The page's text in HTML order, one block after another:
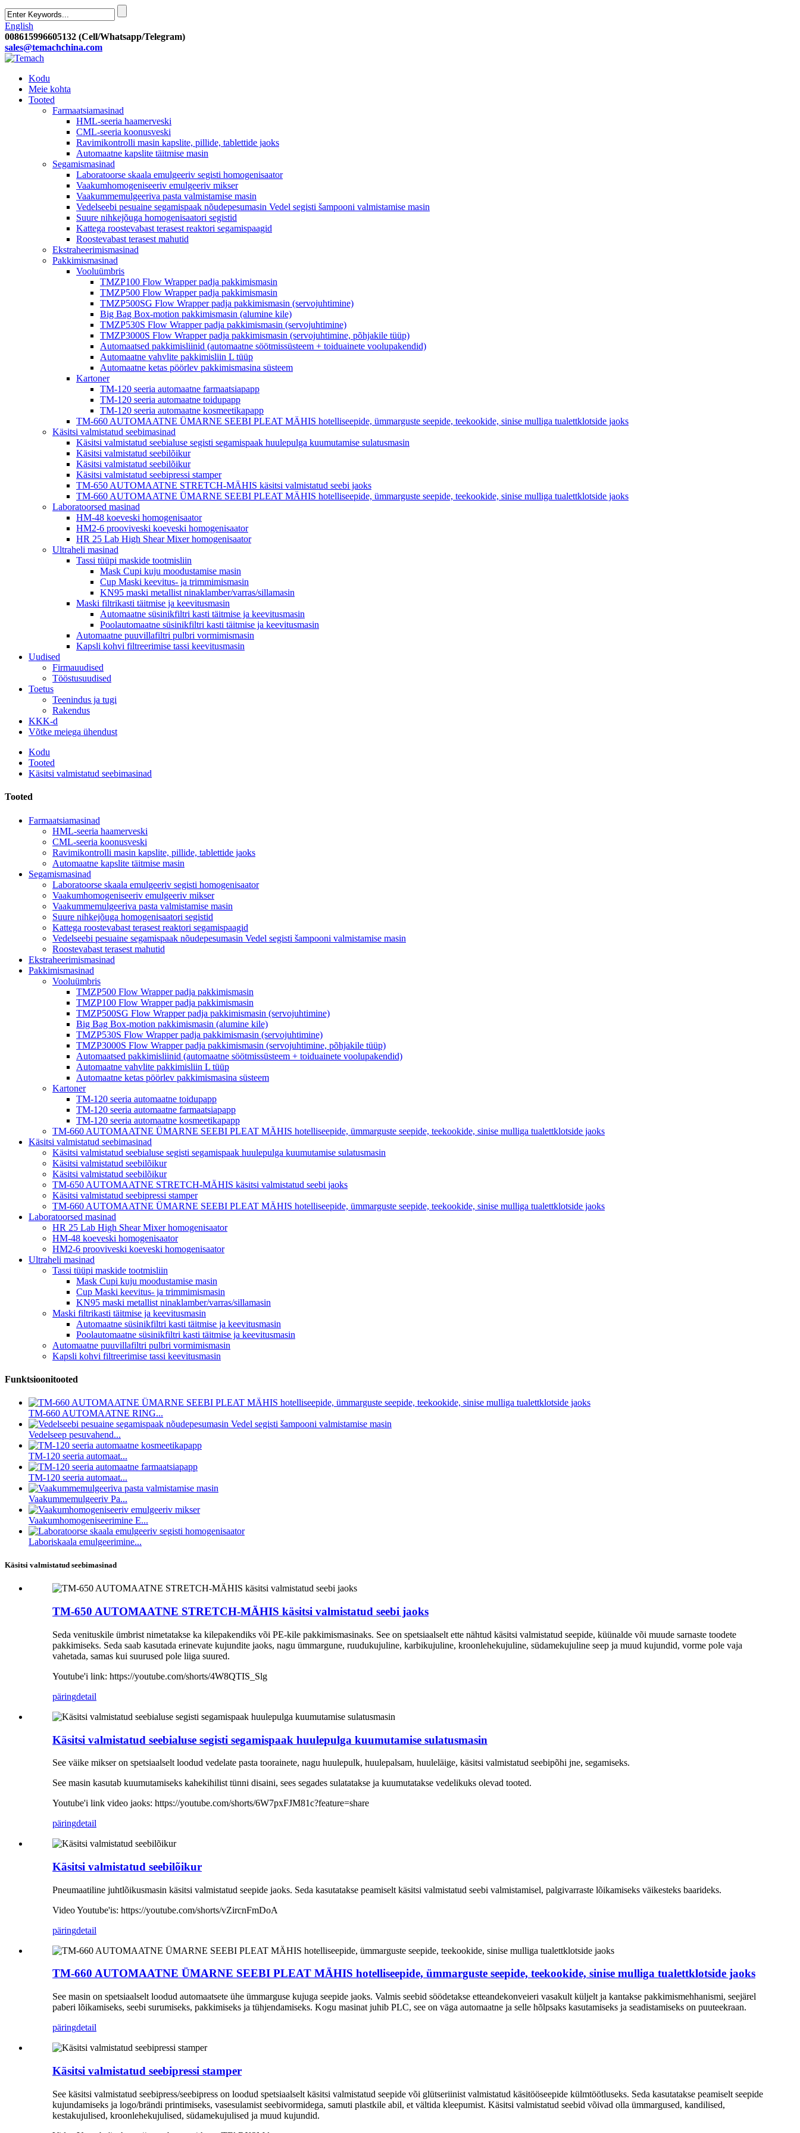
English
008615996605132 (Cell/Whatsapp/Telegram)
sales@temachchina.com
Kodu
Meie kohta
Tooted
Farmaatsiamasinad
HML-seeria haamerveski
CML-seeria koonusveski
Ravimikontrolli masin kapslite, pillide, tablettide jaoks
Automaatne kapslite täitmise masin
Segamismasinad
Laboratoorse skaala emulgeeriv segisti homogenisaator
Vaakumhomogeniseeriv emulgeeriv mikser
Vaakummemulgeeriva pasta valmistamise masin
Vedelseebi pesuaine segamispaak nõudepesumasin Vedel segisti šampooni valmistamise masin
Suure nihkejõuga homogenisaatori segistid
Kattega roostevabast terasest reaktori segamispaagid
Roostevabast terasest mahutid
Ekstraheerimismasinad
Pakkimismasinad
Vooluümbris
TMZP100 Flow Wrapper padja pakkimismasin
TMZP500 Flow Wrapper padja pakkimismasin
TMZP500SG Flow Wrapper padja pakkimismasin (servojuhtimine)
Big Bag Box-motion pakkimismasin (alumine kile)
TMZP530S Flow Wrapper padja pakkimismasin (servojuhtimine)
TMZP3000S Flow Wrapper padja pakkimismasin (servojuhtimine, põhjakile tüüp)
Automaatsed pakkimisliinid (automaatne söötmissüsteem + toiduainete voolupakendid)
Automaatne vahvlite pakkimisliin L tüüp
Automaatne ketas pöörlev pakkimismasina süsteem
Kartoner
TM-120 seeria automaatne farmaatsiapapp
TM-120 seeria automaatne toidupapp
TM-120 seeria automaatne kosmeetikapapp
TM-660 AUTOMAATNE ÜMARNE SEEBI PLEAT MÄHIS hotelliseepide, ümmarguste seepide, teekookide, sinise mulliga tualettklotside jaoks
Käsitsi valmistatud seebimasinad
Käsitsi valmistatud seebialuse segisti segamispaak huulepulga kuumutamise sulatusmasin
Käsitsi valmistatud seebilõikur
Käsitsi valmistatud seebilõikur
Käsitsi valmistatud seebipressi stamper
TM-650 AUTOMAATNE STRETCH-MÄHIS käsitsi valmistatud seebi jaoks
TM-660 AUTOMAATNE ÜMARNE SEEBI PLEAT MÄHIS hotelliseepide, ümmarguste seepide, teekookide, sinise mulliga tualettklotside jaoks
Laboratoorsed masinad
HM-48 koeveski homogenisaator
HM2-6 prooviveski koeveski homogenisaator
HR 25 Lab High Shear Mixer homogenisaator
Ultraheli masinad
Tassi tüüpi maskide tootmisliin
Mask Cupi kuju moodustamise masin
Cup Maski keevitus- ja trimmimismasin
KN95 maski metallist ninaklamber/varras/sillamasin
Maski filtrikasti täitmise ja keevitusmasin
Automaatne süsinikfiltri kasti täitmise ja keevitusmasin
Poolautomaatne süsinikfiltri kasti täitmise ja keevitusmasin
Automaatne puuvillafiltri pulbri vormimismasin
Kapsli kohvi filtreerimise tassi keevitusmasin
Uudised
Firmauudised
Tööstusuudised
Toetus
Teenindus ja tugi
Rakendus
KKK-d
Võtke meiega ühendust
Kodu
Tooted
Käsitsi valmistatud seebimasinad
Tooted
Farmaatsiamasinad
HML-seeria haamerveski
CML-seeria koonusveski
Ravimikontrolli masin kapslite, pillide, tablettide jaoks
Automaatne kapslite täitmise masin
Segamismasinad
Laboratoorse skaala emulgeeriv segisti homogenisaator
Vaakumhomogeniseeriv emulgeeriv mikser
Vaakummemulgeeriva pasta valmistamise masin
Suure nihkejõuga homogenisaatori segistid
Kattega roostevabast terasest reaktori segamispaagid
Vedelseebi pesuaine segamispaak nõudepesumasin Vedel segisti šampooni valmistamise masin
Roostevabast terasest mahutid
Ekstraheerimismasinad
Pakkimismasinad
Vooluümbris
TMZP500 Flow Wrapper padja pakkimismasin
TMZP100 Flow Wrapper padja pakkimismasin
TMZP500SG Flow Wrapper padja pakkimismasin (servojuhtimine)
Big Bag Box-motion pakkimismasin (alumine kile)
TMZP530S Flow Wrapper padja pakkimismasin (servojuhtimine)
TMZP3000S Flow Wrapper padja pakkimismasin (servojuhtimine, põhjakile tüüp)
Automaatsed pakkimisliinid (automaatne söötmissüsteem + toiduainete voolupakendid)
Automaatne vahvlite pakkimisliin L tüüp
Automaatne ketas pöörlev pakkimismasina süsteem
Kartoner
TM-120 seeria automaatne toidupapp
TM-120 seeria automaatne farmaatsiapapp
TM-120 seeria automaatne kosmeetikapapp
TM-660 AUTOMAATNE ÜMARNE SEEBI PLEAT MÄHIS hotelliseepide, ümmarguste seepide, teekookide, sinise mulliga tualettklotside jaoks
Käsitsi valmistatud seebimasinad
Käsitsi valmistatud seebialuse segisti segamispaak huulepulga kuumutamise sulatusmasin
Käsitsi valmistatud seebilõikur
Käsitsi valmistatud seebilõikur
TM-650 AUTOMAATNE STRETCH-MÄHIS käsitsi valmistatud seebi jaoks
Käsitsi valmistatud seebipressi stamper
TM-660 AUTOMAATNE ÜMARNE SEEBI PLEAT MÄHIS hotelliseepide, ümmarguste seepide, teekookide, sinise mulliga tualettklotside jaoks
Laboratoorsed masinad
HR 25 Lab High Shear Mixer homogenisaator
HM-48 koeveski homogenisaator
HM2-6 prooviveski koeveski homogenisaator
Ultraheli masinad
Tassi tüüpi maskide tootmisliin
Mask Cupi kuju moodustamise masin
Cup Maski keevitus- ja trimmimismasin
KN95 maski metallist ninaklamber/varras/sillamasin
Maski filtrikasti täitmise ja keevitusmasin
Automaatne süsinikfiltri kasti täitmise ja keevitusmasin
Poolautomaatne süsinikfiltri kasti täitmise ja keevitusmasin
Automaatne puuvillafiltri pulbri vormimismasin
Kapsli kohvi filtreerimise tassi keevitusmasin
Funktsioonitooted
TM-660 AUTOMAATNE RING...
Vedelseep pesuvahend...
TM-120 seeria automaat...
TM-120 seeria automaat...
Vaakummemulgeeriv Pa...
Vaakumhomogeniseerimine E...
Laboriskaala emulgeerimine...
Käsitsi valmistatud seebimasinad
TM-650 AUTOMAATNE STRETCH-MÄHIS käsitsi valmistatud seebi jaoks
Seda venituskile ümbrist nimetatakse ka kilepakendiks või PE-kile pakkimismasinaks. See on spetsiaalselt ette nähtud käsitsi valmistatud seepide, küünalde või muude sarnaste toodete
pakkimiseks. Seda saab kasutada erinevate kujundite jaoks, nagu ümmargune, ruudukujuline, karbikujuline, kroonlehekujuline, südamekujuline seep ja muud kujundid, vorme pole vaja
vahetada, samas kui suurused pole liiga suured.
Youtube'i link: https://youtube.com/shorts/4W8QTIS_Slg
päringdetail
Käsitsi valmistatud seebialuse segisti segamispaak huulepulga kuumutamise sulatusmasin
See väike mikser on spetsiaalselt loodud vedelate pasta toorainete, nagu huulepulk, huulepalsam, huuleläige, käsitsi valmistatud seebipõhi jne, segamiseks.
See masin kasutab kuumutamiseks kahekihilist tünni disaini, sees segades sulatatakse ja kuumutatakse vedelikuks olevad tooted.
Youtube'i link video jaoks: https://youtube.com/shorts/6W7pxFJM81c?feature=share
päringdetail
Käsitsi valmistatud seebilõikur
Pneumaatiline juhtlõikusmasin käsitsi valmistatud seepide jaoks. Seda kasutatakse peamiselt käsitsi valmistatud seebi valmistamisel, palgivarraste lõikamiseks väikesteks baarideks.
Video Youtube'is: https://youtube.com/shorts/vZircnFmDoA
päringdetail
TM-660 AUTOMAATNE ÜMARNE SEEBI PLEAT MÄHIS hotelliseepide, ümmarguste seepide, teekookide, sinise mulliga tualettklotside jaoks
See masin on spetsiaalselt loodud automaatsete ühe ümmarguse kujuga seepide jaoks. Valmis seebid söödetakse etteandekonveieri vasakult küljelt ja kantakse pakkimismehhanismi, seejärel
paberi lõikamiseks, seebi surumiseks, pakkimiseks ja tühjendamiseks. Kogu masinat juhib PLC, see on väga automaatne ja selle hõlpsaks kasutamiseks ja seadistamiseks on puuteekraan.
päringdetail
Käsitsi valmistatud seebipressi stamper
See käsitsi valmistatud seebipress/seebipress on loodud spetsiaalselt käsitsi valmistatud seepide või glütseriinist valmistatud käsitööseepide külmtöötluseks. Seda kasutatakse peamiselt seepide
kujundamiseks ja logo/brändi printimiseks, vasesulamist seebivormidega, samuti plastkile abil, et vältida kleepumist. Käsitsi valmistatud seebid võivad olla ümmargused, kandilised,
kestakujulised, kroonlehekujulised, südamekujulised ja muud kujundid.